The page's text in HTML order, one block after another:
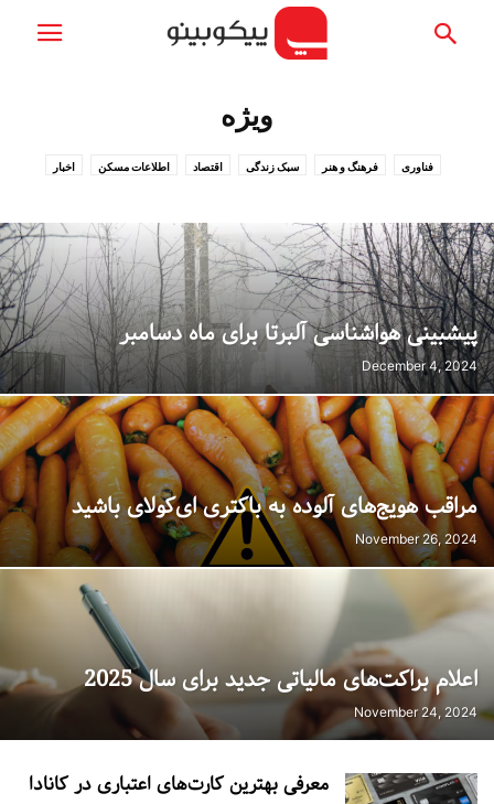
ویژه
اخبار اطلاعات مسکن اقتصاد سبک زندگی فرهنگ و هنر فناوری
پیشبینی هواشناسی آلبرتا برای ماه دسامبر
December 4, 2024
مراقب هویج‌های آلوده به باکتری ای‌کولای باشید
November 26, 2024
اعلام براکت‌های مالیاتی جدید برای سال 2025
November 24, 2024
معرفی بهترین کارت‌های اعتباری در کانادا